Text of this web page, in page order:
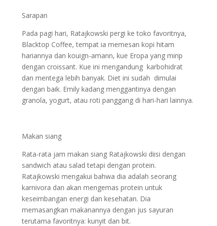
Sarapan
Pada pagi hari, Ratajkowski pergi ke toko favoritnya,
Blacktop Coffee, tempat ia memesan kopi hitam
hariannya dan kouign-amann, kue Eropa yang mirip
dengan croissant. Kue ini mengandung karbohidrat
dan mentega lebih banyak. Diet ini sudah dimulai
dengan baik. Emily kadang menggantinya dengan
granola, yogurt, atau roti panggang di hari-hari lainnya.
Makan siang
Rata-rata jam makan siang Ratajkowski diisi dengan
sandwich atau salad tetapi dengan protein.
Ratajkowski mengakui bahwa dia adalah seorang
karnivora dan akan mengemas protein untuk
keseimbangan energi dan kesehatan. Dia
memasangkan makanannya dengan jus sayuran
terutama favoritnya: kunyit dan bit.